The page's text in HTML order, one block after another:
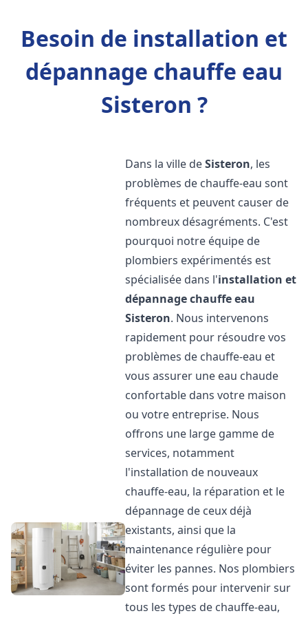
Besoin de installation et
dépannage chauffe eau
Sisteron ?
Dans la ville deSisteron, les
problèmes de chauffe-eau sont
fréquents et peuvent causer de
nombreux désagréments. C'est
pourquoi notre équipe de
plombiers expérimentés est
spécialisée dans l'installation et
dépannage chauffe eau
Sisteron. Nous intervenons
rapidement pour résoudre vos
problèmes de chauffe-eau et
vous assurer une eau chaude
confortable dans votre maison
ou votre entreprise. Nous
offrons une large gamme de
services, notamment
l'installation de nouveaux
chauffe-eau, la réparation et le
dépannage de ceux déjà
existants, ainsi que la
maintenance régulière pour
éviter les pannes. Nos plombiers
sont formés pour intervenir sur
tous les types de chauffe-eau,